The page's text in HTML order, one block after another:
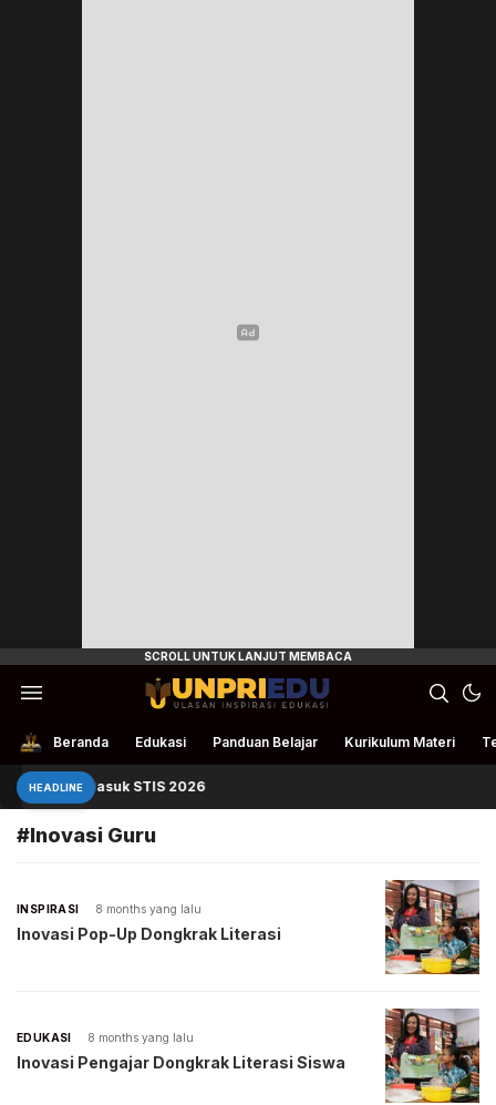
UnpriEdu
Ulasan Inspirasi Edukasi
Beranda Edukasi Panduan Belajar Kurikulum Materi
HEADLINE
Panduan Masuk STIS 2026
#Inovasi Guru
INSPIRASI 8 months yang lalu
Inovasi Pop-Up Dongkrak Literasi
EDUKASI 8 months yang lalu
Inovasi Pengajar Dongkrak Literasi Siswa